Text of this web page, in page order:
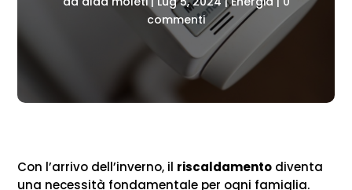
commenti
Con l’arrivo dell’inverno, il riscaldamento diventa
una necessità fondamentale per ogni famiglia.